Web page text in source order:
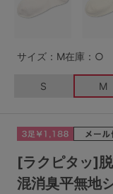
L LL
S-CD
M-AB M-CD
L-AB L-CD
LL-EF
4,000円～
セールアイテムから
セールアイテム
その他から探す
[ラクピタッ]
混消臭平無地
サイズ：M在庫：○
S M